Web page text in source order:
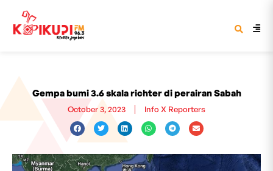
Gempa bumi 3.6 skala richter di perairan Sabah
October 3, 2023 Info X Reporters